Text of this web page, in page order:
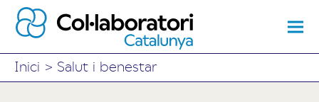
Inici > Salut i benestar